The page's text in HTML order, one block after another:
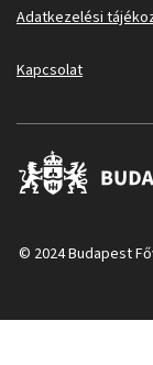
Adatkezelési
Kapcsolat
© 2024 Budapest